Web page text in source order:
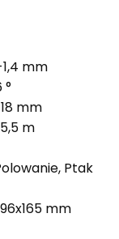
mm
mm
m
Ptak
mm